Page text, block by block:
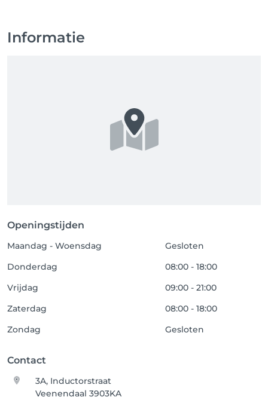
Informatie
Openingstijden
Maandag - Woensdag
Gesloten
Donderdag
08:00 - 18:00
Vrijdag
09:00 - 21:00
Zaterdag
08:00 - 18:00
Zondag
Gesloten
Contact
3A, Inductorstraat
Veenendaal 3903KA